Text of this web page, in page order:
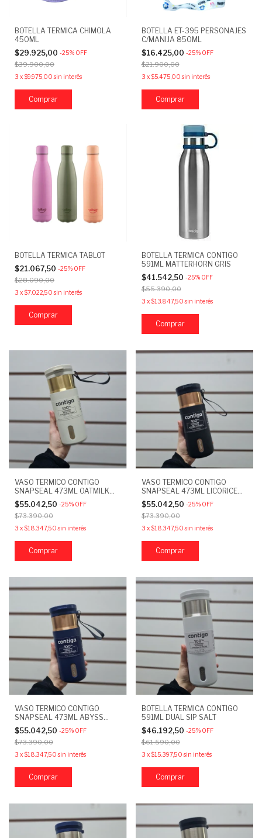
BOTELLA TERMICA CHIMOLA
450ML
$29.925,00 -25% OFF
$39.900,00
3 x$9.975,00 sin interés
Comprar
BOTELLA ET-395 PERSONAJES
C/MANIJA 850ML
$16.425,00 -25% OFF
$21.900,00
3 x$5.475,00 sin interés
Comprar
BOTELLA TERMICA TABLOT
$21.067,50 -25% OFF
$28.090,00
3 x$7.022,50 sin interés
Comprar
BOTELLA TERMICA CONTIGO
591ML MATTERHORN GRIS
$41.542,50 -25% OFF
$55.390,00
3 x$13.847,50 sin interés
VASO TERMICO CONTIGO
SNAPSEAL 473ML OATMILK
CHAMPAGNE
$55.042,50 -25% OFF
$73.390,00
3 x$18.347,50 sin interés
VASO TERMICO CONTIGO
SNAPSEAL 473ML LICORICE
BRONZE
$55.042,50 -25% OFF
$73.390,00
3 x$18.347,50 sin interés
VASO TERMICO CONTIGO
SNAPSEAL 473ML ABYSS
BRONZE
$55.042,50 -25% OFF
$73.390,00
3 x$18.347,50 sin interés
BOTELLA TERMICA CONTIGO
591ML DUAL SIP SALT
$46.192,50 -25% OFF
$61.590,00
3 x$15.397,50 sin interés